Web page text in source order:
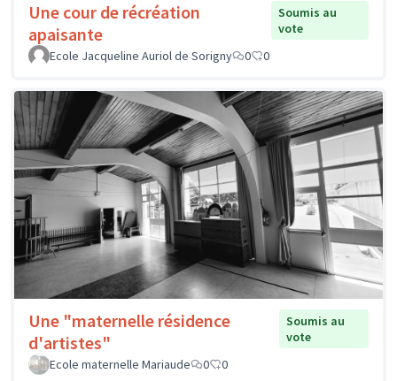
Une cour de récréation
apaisante
Soumis au
vote
Ecole Jacqueline Auriol de Sorigny
0 0
Une "maternelle résidence
d'artistes"
Soumis au
vote
Ecole maternelle Mariaude
0 0